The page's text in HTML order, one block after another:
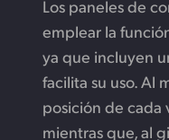
Los paneles de
emplear la
ya que incluyen
facilita su uso. Al
posición de cada
mientras que, al